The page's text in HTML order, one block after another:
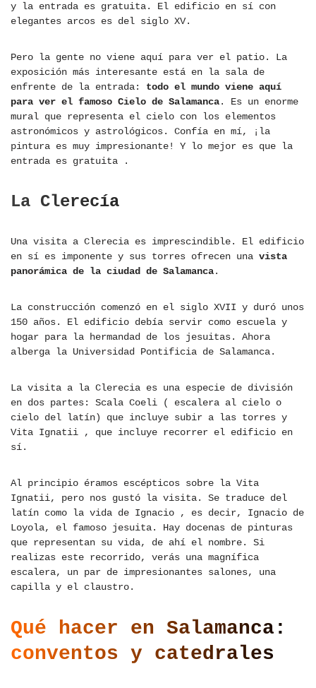
y la entrada es gratuita. El edificio en sí con
elegantes arcos es del siglo XV.
Pero la gente no viene aquí para ver el patio. La
exposición más interesante está en la sala de
enfrente de la entrada: todo el mundo viene aquí
para ver el famoso Cielo de Salamanca. Es un enorme
mural que representa el cielo con los elementos
astronómicos y astrológicos. Confía en mí, ¡la
pintura es muy impresionante! Y lo mejor es que la
entrada es gratuita .
La Clerecía
Una visita a Clerecia es imprescindible. El edificio
en sí es imponente y sus torres ofrecen una vista
panorámica de la ciudad de Salamanca.
La construcción comenzó en el siglo XVII y duró unos
150 años. El edificio debía servir como escuela y
hogar para la hermandad de los jesuitas. Ahora
alberga la Universidad Pontificia de Salamanca.
La visita a la Clerecia es una especie de división
en dos partes: Scala Coeli ( escalera al cielo o
cielo del latín) que incluye subir a las torres y
Vita Ignatii , que incluye recorrer el edificio en
sí.
Al principio éramos escépticos sobre la Vita
Ignatii, pero nos gustó la visita. Se traduce del
latín como la vida de Ignacio , es decir, Ignacio de
Loyola, el famoso jesuita. Hay docenas de pinturas
que representan su vida, de ahí el nombre. Si
realizas este recorrido, verás una magnífica
escalera, un par de impresionantes salones, una
capilla y el claustro.
Qué hacer en Salamanca:
conventos y catedrales